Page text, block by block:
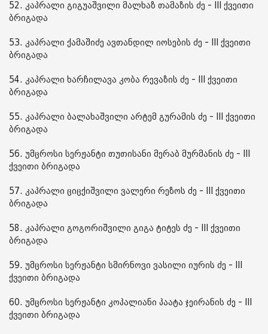
52. კაპრალი გიგუაშვილი მალხაზ თამაზის ძე - III ქვეითი
ბრიგადა
53. კაპრალი ქამაშიძე ავთანდილ იოსების ძე - III ქვეითი
ბრიგადა
54. კაპრალი ხარჩილავა კობა რევაზის ძე - III ქვეითი
ბრიგადა
55. კაპრალი ბალახაშვილი არტემ გურამის ძე - III ქვეითი
ბრიგადა
56. უმცროსი სერჟანტი თუთისანი მერაბ მურმანის ძე - III
ქვეითი ბრიგადა
57. კაპრალი ციცქიშვილი ვალერი რეზოს ძე - III ქვეითი
ბრიგადა
58. კაპრალი გოგორიშვილი გიგა ტიტეს ძე - III ქვეითი
ბრიგადა
59. უმცროსი სერჟანტი სმირნოვი ვასილი იურის ძე - III
ქვეითი ბრიგადა
60. უმცროსი სერჟანტი კოპალიანი პაატა ჯეირანის ძე - III
ქვეითი ბრიგადა